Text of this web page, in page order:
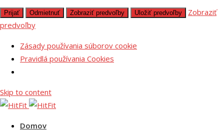
Prijať Odmietnuť Zobraziť predvoľby Uložiť predvoľby
Zobraziť
predvoľby
Zásady používania súborov cookie
Pravidlá používania Cookies
Skip to content
Domov